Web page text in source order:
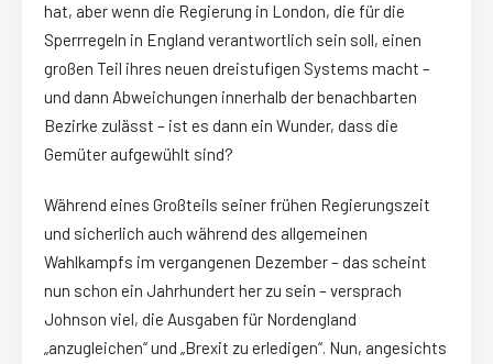
hat, aber wenn die Regierung in London, die für die
Sperrregeln in England verantwortlich sein soll, einen
großen Teil ihres neuen dreistufigen Systems macht –
und dann Abweichungen innerhalb der benachbarten
Bezirke zulässt – ist es dann ein Wunder, dass die
Gemüter aufgewühlt sind?
Während eines Großteils seiner frühen Regierungszeit
und sicherlich auch während des allgemeinen
Wahlkampfs im vergangenen Dezember – das scheint
nun schon ein Jahrhundert her zu sein – versprach
Johnson viel, die Ausgaben für Nordengland
„anzugleichen“ und „Brexit zu erledigen“. Nun, angesichts